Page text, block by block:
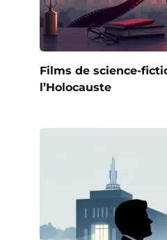
Films de science-
l’Holocauste